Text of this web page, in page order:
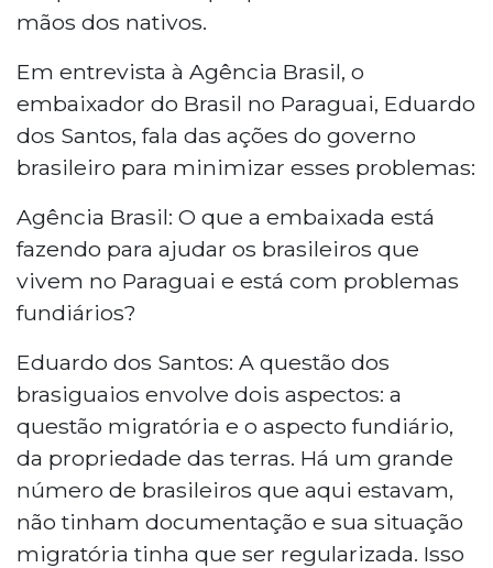
mãos dos nativos.
Em entrevista à Agência Brasil, o
embaixador do Brasil no Paraguai, Eduardo
dos Santos, fala das ações do governo
brasileiro para minimizar esses problemas:
Agência Brasil: O que a embaixada está
fazendo para ajudar os brasileiros que
vivem no Paraguai e está com problemas
fundiários?
Eduardo dos Santos: A questão dos
brasiguaios envolve dois aspectos: a
questão migratória e o aspecto fundiário,
da propriedade das terras. Há um grande
número de brasileiros que aqui estavam,
não tinham documentação e sua situação
migratória tinha que ser regularizada. Isso